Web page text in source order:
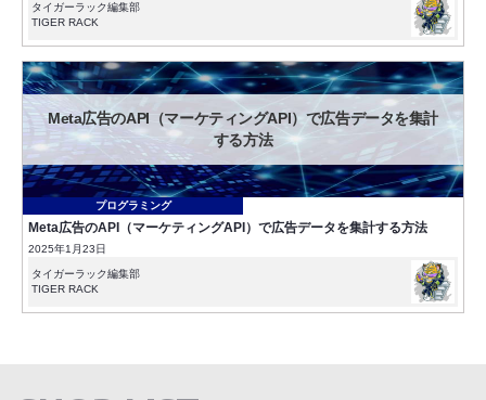
タイガーラック編集部
TIGER RACK
Meta広告のAPI（マーケティングAPI）で広告データを集計
する方法
プログラミング
Meta広告のAPI（マーケティングAPI）で広告データを集計する方法
2025年1月23日
タイガーラック編集部
TIGER RACK